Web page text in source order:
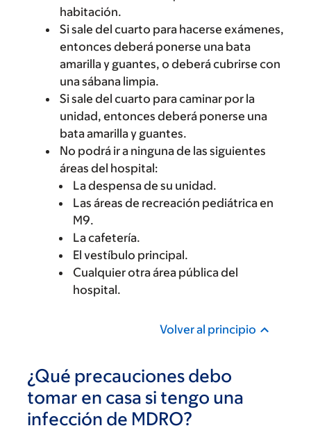
habitación.
Si sale del cuarto para hacerse exámenes,
entonces deberá ponerse una bata
amarilla y guantes, o deberá cubrirse con
una sábana limpia.
Si sale del cuarto para caminar por la
unidad, entonces deberá ponerse una
bata amarilla y guantes.
No podrá ir a ninguna de las siguientes
áreas del hospital:
La despensa de su unidad.
Las áreas de recreación pediátrica en
M9.
La cafetería.
El vestíbulo principal.
Cualquier otra área pública del
hospital.
Volver al principio
¿Qué precauciones debo
tomar en casa si tengo una
infección de MDRO?